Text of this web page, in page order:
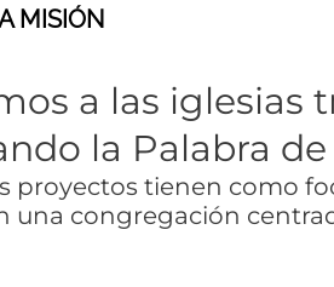
MISIÓN
a las
la Palabra de
proyectos tienen como
una congregación